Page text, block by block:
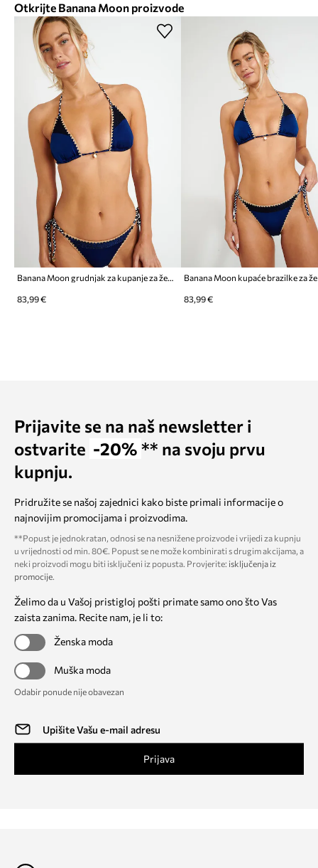
Otkrijte Banana Moon proizvode
Banana Moon grudnjak za kupanje za žene Couture
83,99 € 83,99 €
Prijavite se na naš newsletter i
ostvarite -20% ** na svoju prvu
kupnju.
Pridružite se našoj zajednici kako biste primali informacije o
najnovijim promocijama i proizvodima.
**Popust je jednokratan, odnosi se na nesnižene proizvode i vrijedi za kupnju
u vrijednosti od min. 80€. Popust se ne može kombinirati s drugim akcijama, a
neki proizvodi mogu biti isključeni iz popusta. Provjerite: isključenja iz
promocije.
Želimo da u Vašoj pristigloj pošti primate samo ono što Vas
zaista zanima. Recite nam, je li to:
Ženska moda
Muška moda
Odabir ponude nije obavezan
Prijava